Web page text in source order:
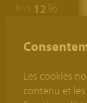
12
12
Brick
Les cookies
contenu et